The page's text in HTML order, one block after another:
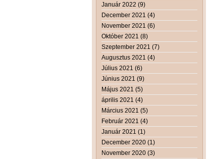
Január 2022 (9)
December 2021 (4)
November 2021 (6)
Október 2021 (8)
Szeptember 2021 (7)
Augusztus 2021 (4)
Július 2021 (6)
Június 2021 (9)
Május 2021 (5)
április 2021 (4)
Március 2021 (5)
Február 2021 (4)
Január 2021 (1)
December 2020 (1)
November 2020 (3)